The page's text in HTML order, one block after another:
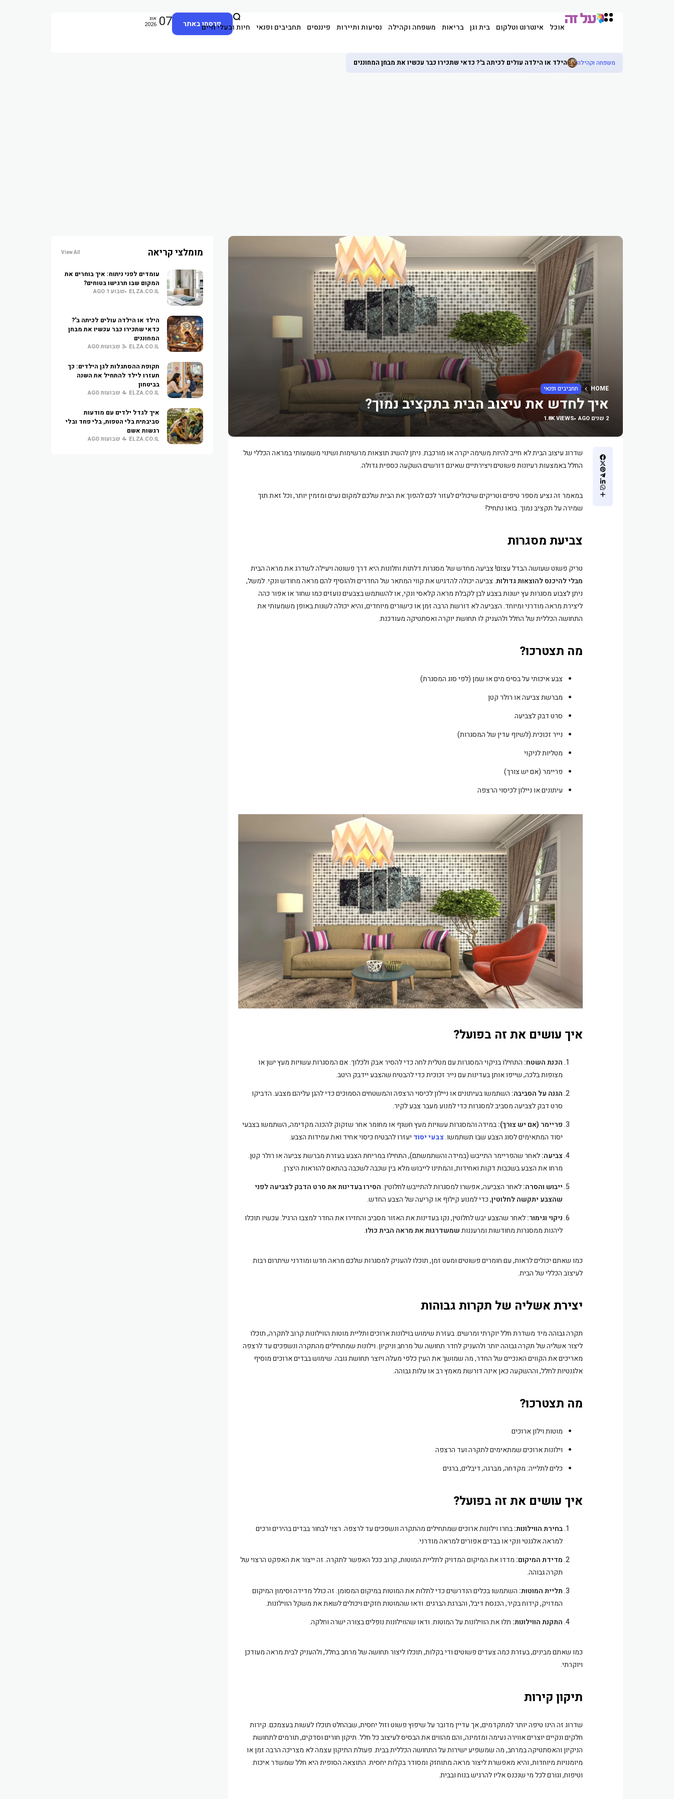
אוכל אינטרנט וטלקום בית וגן בריאות משפחה וקהילה נסיעות ותיירות פיננסים תחביבים ופנאי חיות ובעלי חייםפרסמו באתר 07 אוג
2026
משפחה וקהילה הילד או הילדה עולים לכיתה ב'? כדאי שתכירו כבר עכשיו את מבחן המחוננים
HOME תחביבים ופנאי
איך לחדש את עיצוב הבית בתקציב נמוך?
2 שנים AGO 1.8K VIEWS
שדרוג עיצוב הבית לא חייב להיות משימה יקרה או מורכבת. ניתן להשיג תוצאות מרשימות ושינוי משמעותי במראה הכללי של
החלל באמצעות רעיונות פשוטים ויצירתיים שאינם דורשים השקעה כספית גדולה.
במאמר זה נציע מספר טיפים וטריקים שיכולים לעזור לכם להפוך את הבית שלכם למקום נעים ומזמין יותר, וכל זאת תוך
שמירה על תקציב נמוך. בואו נתחיל!
צביעת מסגרות
טריק פשוט שעושה הבדל עצום! צביעה מחדש של מסגרות דלתות וחלונות היא דרך פשוטה ויעילה לשדרג את מראה הבית
מבלי להיכנס להוצאות גדולות. צביעה יכולה להדגיש את קווי המתאר של החדרים ולהוסיף להם מראה מחודש ונקי. למשל,
ניתן לצבוע מסגרות עץ ישנות בצבע לבן לקבלת מראה קלאסי ונקי, או להשתמש בצבעים נועזים כמו שחור או אפור כהה
ליצירת מראה מודרני ומיוחד. הצביעה לא דורשת הרבה זמן או כישורים מיוחדים, והיא יכולה לשנות באופן משמעותי את
התחושה הכללית של החלל ולהעניק לו תחושת יוקרה ואסתטיקה מעודכנת​.
מה תצטרכו?
צבע איכותי על בסיס מים או שמן (לפי סוג המסגרת)
מברשת צביעה או רולר קטן
סרט דבק לצביעה
נייר זכוכית (לשיוף עדין של המסגרות)
מטליות לניקוי
פריימר (אם יש צורך)
עיתונים או ניילון לכיסוי הרצפה
איך עושים את זה בפועל?
הכנת השטח: התחילו בניקוי המסגרות עם מטלית לחה כדי להסיר אבק ולכלוך. אם המסגרות עשויות מעץ ישן או
מצופות בלכה, שייפו אותן בעדינות עם נייר זכוכית כדי להבטיח שהצבע יידבק היטב.
הגנה על הסביבה: השתמשו בעיתונים או ניילון לכיסוי הרצפה והמשטחים הסמוכים כדי להגן עליהם מצבע. הדביקו
סרט דבק לצביעה מסביב למסגרות כדי למנוע מעבר צבע לקיר.
פריימר (אם יש צורך):במידה והמסגרות עשויות מעץ חשוף או מחומר אחר שזקוק להכנה מקדימה, השתמשו בצבעי
יסוד המתאימים לסוג הצבע שבו תשתמשו.צבעי יסוד יעזרו להבטיח כיסוי אחיד ואת עמידות הצבע.
צביעה:לאחר שהפריימר התייבש (במידה והשתמשתם), התחילו במריחת הצבע בעזרת מברשת צביעה או רולר קטן.
מרחו את הצבע בשכבות דקות ואחידות, והמתינו לייבוש מלא בין שכבה לשכבה בהתאם להוראות היצרן.
ייבוש והסרה:לאחר הצביעה, אפשרו למסגרות להתייבש לחלוטין.הסירו בעדינות את סרט הדבק לצביעה לפני
שהצבע יתקשה לחלוטין, כדי למנוע קילוף או קריעה של הצבע החדש.
ניקוי וגימור:לאחר שהצבע יבש לחלוטין, נקו בעדינות את האזור מסביב והחזירו את החדר למצבו הרגיל. עכשיו תוכלו
ליהנות ממסגרות מחודשות ומרעננותשמשדרגות את מראה הבית כולו.
כמו שאתם יכולים לראות, עם חומרים פשוטים ומעט זמן, תוכלו להעניק למסגרות שלכם מראה חדש ומודרני שיתרום רבות
לעיצוב הכללי של הבית.
יצירת אשליה של תקרות גבוהות
תקרה גבוהה מיד משדרת חלל יוקרתי ומרשים. בעזרת שימוש בוילונות ארוכים ותליית מוטות הווילונות קרוב לתקרה, תוכלו
ליצור אשליה של תקרה גבוהה יותר ולהעניק לחדר תחושה של מרחב וניקיון. וילונות שמתחילים מהתקרה ונשפכים עד לרצפה
מאריכים את הקווים האנכיים של החדר, מה שמושך את העין כלפי מעלה ויוצר תחושת גובה. שימוש בבדים ארוכים מוסיף
אלגנטיות לחלל, וההשקעה כאן אינה דורשת מאמץ רב או עלות גבוהה.
מה תצטרכו?
מוטות וילון ארוכים
וילונות ארוכים שמתאימים לתקרה ועד הרצפה
כלים לתלייה: מקדחה, מברגה, דיבלים, ברגים
איך עושים את זה בפועל?
בחירת הווילונות:בחרו וילונות ארוכים שמתחילים מהתקרה ונשפכים עד לרצפה. רצוי לבחור בבדים בהירים ורכים
למראה אלגנטי ונקי או בבדים אפורים למראה מודרני.
מדידת המיקום: מדדו את המיקום המדויק לתליית המוטות, קרוב ככל האפשר לתקרה. זה ייצור את האפקט הרצוי של
תקרה גבוהה.
תליית המוטות: השתמשו בכלים הנדרשים כדי לתלות את המוטות במיקום המסומן. זה כולל מדידה וסימון המיקום
המדויק, קידוח בקיר, הכנסת דיבל, והברגת הברגים. ודאו שהמוטות חזקים ויכולים לשאת את משקל הווילונות.
התקנת הווילונות: תלו את הווילונות על המוטות. ודאו שהווילונות נופלים בצורה ישרה וחלקה.
כמו שאתם מבינים, בעזרת כמה צעדים פשוטים ודי בקלות, תוכלו ליצור תחושה של מרחב בחלל, ולהעניק לבית מראה מעודכן
ויוקרתי.
תיקון קירות
שדרוג זה הינו טיפה יותר למתקדמים, אך עדיין מדובר על שיפוץ פשוט וזול יחסית, שבהחלט תוכלו לעשות בעצמכם. קירות
חלקים ונקיים יוצרים אווירה נעימה ומזמינה, והם מהווים את הבסיס לעיצוב כל חלל. תיקון חורים וסדקים, תורמים לתחושת
הניקיון והאסתטיקה במרחב, מה שמשפיע ישירות על התחושה הכללית בבית. פעולת התיקון עצמה לא מצריכה הרבה זמן או
מיומנויות מיוחדות, והיא מאפשרת ליצור מראה מתוחזק ומסודר בקלות יחסית. התוצאה הסופית היא חלל שמשדר איכות
וטיפוח, וגורם לכל מי שנכנס אליו להרגיש בנוח ובבית.
מומלצי קריאה View All
עומדים לפני ניתוח: איך בוחרים את
המקום שבו תרגישו בטוחים?
ELZA.CO.IL שבוע 1 AGO
הילד או הילדה עולים לכיתה ב'?
כדאי שתכירו כבר עכשיו את מבחן
המחוננים
ELZA.CO.IL 3 שבועות AGO
תקופת ההסתגלות לגן הילדים: כך
תעזרו לילד להתחיל את השנה
בביטחון
ELZA.CO.IL 4 שבועות AGO
איך לגדל ילדים עם מודעות
סביבתית בלי הטפות, בלי פחד ובלי
רגשות אשם
ELZA.CO.IL 4 שבועות AGO